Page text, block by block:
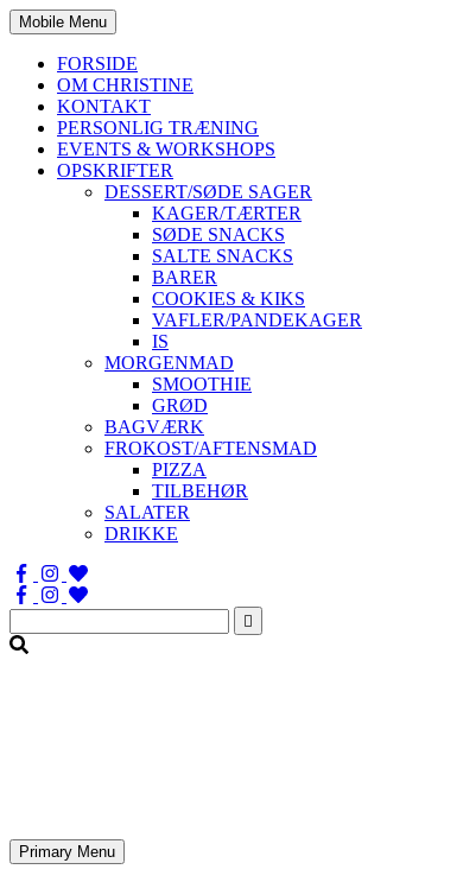
Mobile Menu
FORSIDE
OM CHRISTINE
KONTAKT
PERSONLIG TRÆNING
EVENTS & WORKSHOPS
OPSKRIFTER
DESSERT/SØDE SAGER
KAGER/TÆRTER
SØDE SNACKS
SALTE SNACKS
BARER
COOKIES & KIKS
VAFLER/PANDEKAGER
IS
MORGENMAD
SMOOTHIE
GRØD
BAGVÆRK
FROKOST/AFTENSMAD
PIZZA
TILBEHØR
SALATER
DRIKKE
Søg
efter:
Primary Menu